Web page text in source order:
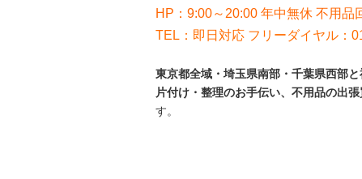
HP：9:00～20:00 年中無休 不用品
TEL：即日対応 フリーダイヤル：
東京都全域・埼玉県南部・千葉県西部
片付け・整理のお手伝い、不用品の出
す。